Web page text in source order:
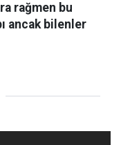
rağmen bu
ancak bilenler